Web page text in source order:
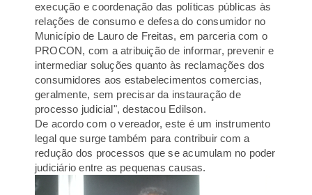
execução e coordenação das políticas públicas às
relações de consumo e defesa do consumidor no
Município de Lauro de Freitas, em parceria com o
PROCON, com a atribuição de informar, prevenir e
intermediar soluções quanto às reclamações dos
consumidores aos estabelecimentos comercias,
geralmente, sem precisar da instauração de
processo judicial", destacou Edilson.
De acordo com o vereador, este é um instrumento
legal que surge também para contribuir com a
redução dos processos que se acumulam no poder
judiciário entre as pequenas causas.